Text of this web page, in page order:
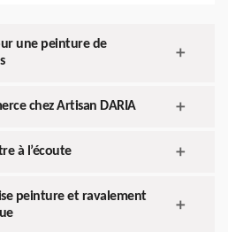
une peinture de
chez Artisan DARIA
à l’écoute
peinture et ravalement